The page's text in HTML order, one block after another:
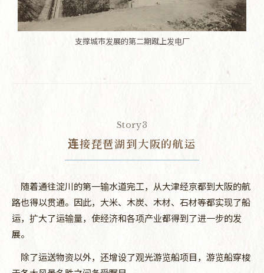
支撑城市发展的第二期蹴上发电厂
Story3
连接琵琶湖到大阪的航运
随着通往淀川的第一输水道完工，从大津经京都到大阪的航
路也得以贯通。因此，大米、木炭、木材、石材等都实现了船
运，扩大了运输量，使经济和各项产业都得到了进一步的发
展。
除了运送物资以外，还增设了观光游览船项目，游览船穿梭